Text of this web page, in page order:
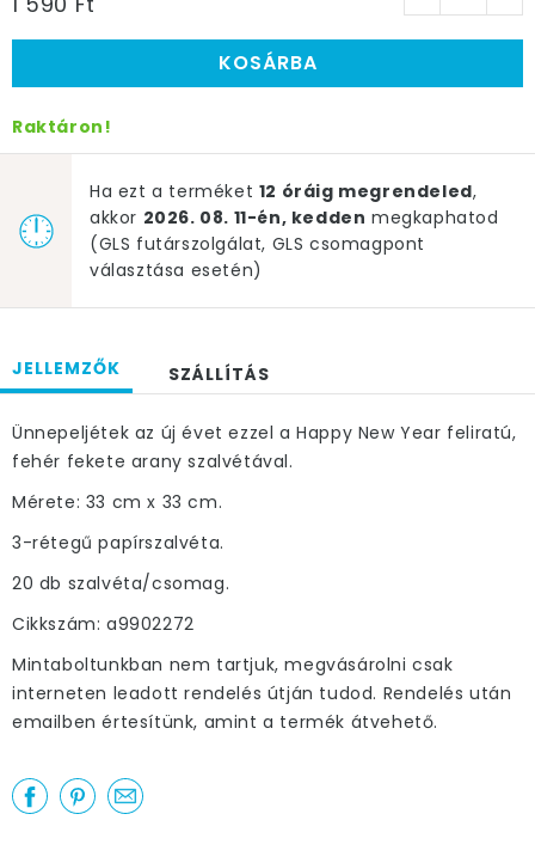
KOSÁRBA
Raktáron!
Ha ezt a terméket 12 óráig megrendeled,
akkor 2026. 08. 11-én, kedden megkaphatod
(GLS futárszolgálat, GLS csomagpont
választása esetén)
JELLEMZŐK SZÁLLÍTÁS
Ünnepeljétek az új évet ezzel a Happy New Year feliratú,
fehér fekete arany szalvétával.
Mérete: 33 cm x 33 cm.
3-rétegű papírszalvéta.
20 db szalvéta/csomag.
Cikkszám: a9902272
Mintaboltunkban nem tartjuk, megvásárolni csak
interneten leadott rendelés útján tudod. Rendelés után
emailben értesítünk, amint a termék átvehető.